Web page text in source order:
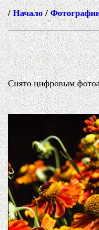
/Начало/
Снято цифровым